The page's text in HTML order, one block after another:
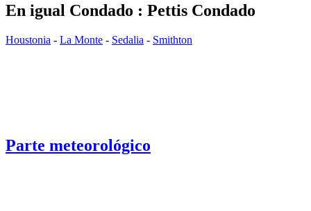
En igual Condado : Pettis Condado
Houstonia - La Monte - Sedalia - Smithton
Parte meteorológico